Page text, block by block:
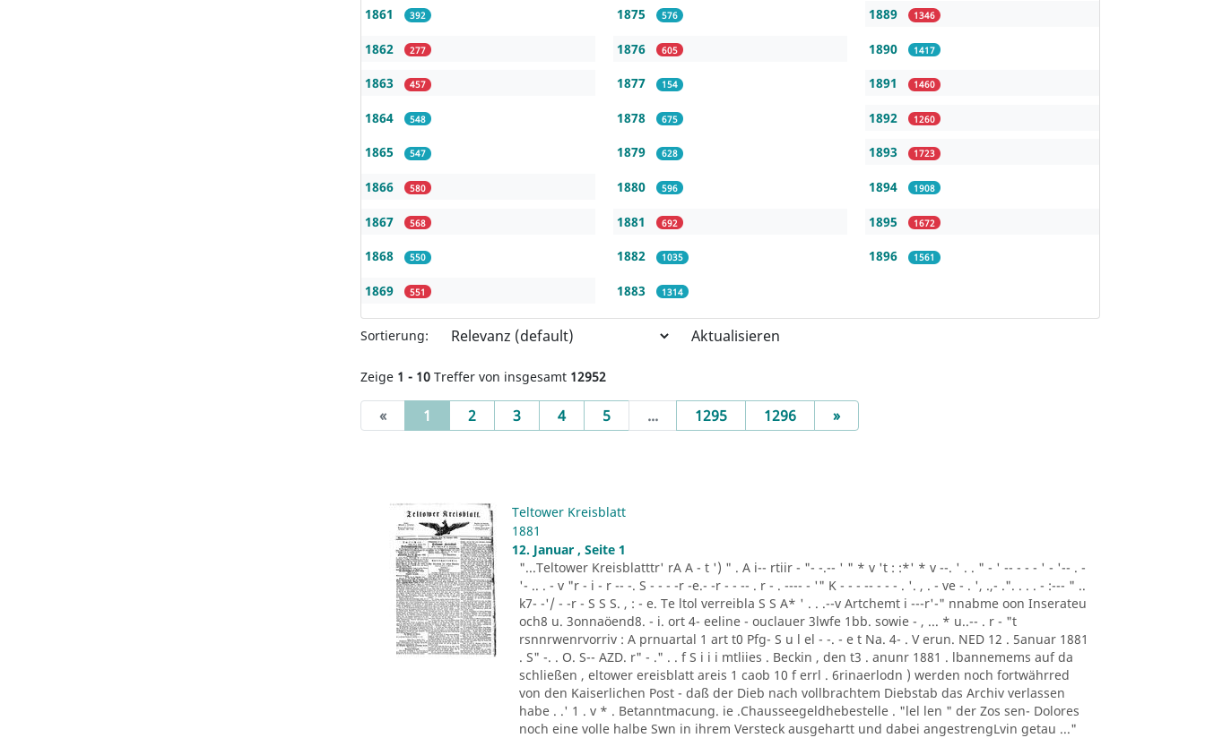
1861 392
1862 277
1863 457
1864 548
1865 547
1866 580
1867 568
1868 550
1869 551
1875 576
1876 605
1877 154
1878 675
1879 628
1880 596
1881 692
1882 1035
1883 1314
1889 1346
1890 1417
1891 1460
1892 1260
1893 1723
1894 1908
1895 1672
1896 1561
Sortierung: Aktualisieren
Zeige 1 - 10 Treffer von insgesamt 12952
« 1 (current)
2 3 4 5 ... 1295 1296 »Next
Teltower Kreisblatt
1881
12. Januar , Seite 1
"...Teltower Kreisblatttr' rA A - t ') " . A i-- rtiir - "- -.-- ' " * v 't : :*' * v --. ' . . " - ' -- - - - ' - '-- . -
'- .. . - v "r - i - r -- -. S - - - -r -e.- -r - - -- . r - . ---- - '" K - - - -- - - - . '. , . - ve - . ', .,- .". . . . - :--- " ..
k7- -'/ - -r - S S S. , : - e. Te ltol verreibla S S A* ' . . .--v Artchemt i ---r'-" nnabme oon Inserateu
och8 u. 3onnaöend8. - i. ort 4- eeline - ouclauer 3lwfe 1bb. sowie - , ... * u..-- . r - "t
rsnnrwenrvorriv : A prnuartal 1 art t0 Pfg- S u l el - -. - e t Na. 4- . V erun. NED 12 . 5anuar 1881
. S" -. . O. S-- AZD. r" - ." . . f S i i i mtliies . Beckin , den t3 . anunr 1881 . lbannemems auf da
schließen , eltower ereisblatt areis 1 caob 10 f errl . 6rinaerlodn ) werden noch fortwährred
von den Kaiserlichen Post - daß der Dieb nach vollbrachtem Diebstab das Archiv verlassen
habe . .' 1 . v * . Betanntmacung. ie .Chausseegeldhebestelle . "lel len " der Zos sen- Dolores
noch eine volle halbe Swn in ihrem Versteck ausgehartt und dabei angestrengLvin getau ..."